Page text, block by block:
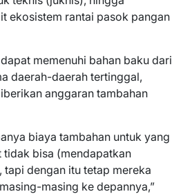
ekosistem rantai pasok pangan
memenuhi bahan baku dari
daerah-daerah tertinggal,
anggaran tambahan
biaya tambahan untuk yang
bisa (mendapatkan
dengan itu tetap mereka
masing ke depannya,”